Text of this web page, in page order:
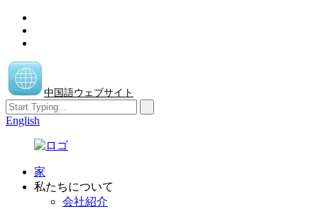
中国語ウェブサイト
English
家
私たちについて
会社紹介